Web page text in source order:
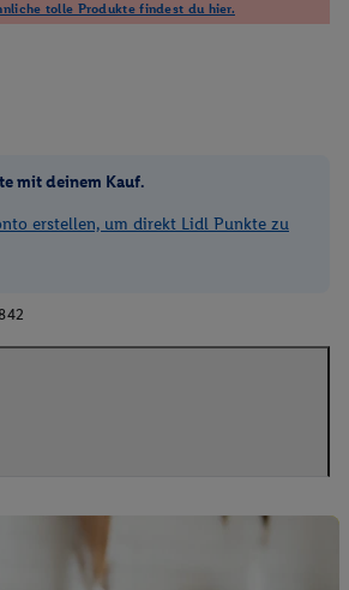
tolle Produkte findest du hier.
mit deinem Kauf.
erstellen, um direkt Lidl Punkte zu